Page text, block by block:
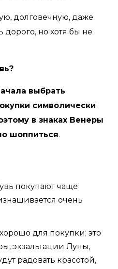
долговечную, даже
дорого, но хотя бы не
выбрать
символически
в знаках Венеры
шоппиться.
покупают чаще
очень
для покупки; это
экзальтации Луны,
радовать красотой,